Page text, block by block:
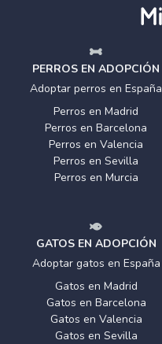
PERROS EN ADOPCIÓN
Adoptar perros en España
Perros en Madrid
Perros en Barcelona
Perros en Valencia
Perros en Sevilla
Perros en Murcia
GATOS EN ADOPCIÓN
Adoptar gatos en España
Gatos en Madrid
Gatos en Barcelona
Gatos en Valencia
Gatos en Sevilla